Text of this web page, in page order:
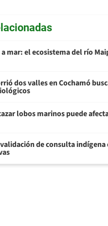
mar: el ecosistema del río
dos valles en Cochamó
lobos marinos puede
de consulta